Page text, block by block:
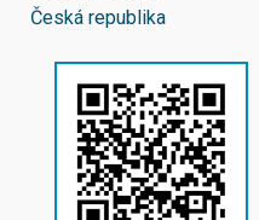
Česká republika